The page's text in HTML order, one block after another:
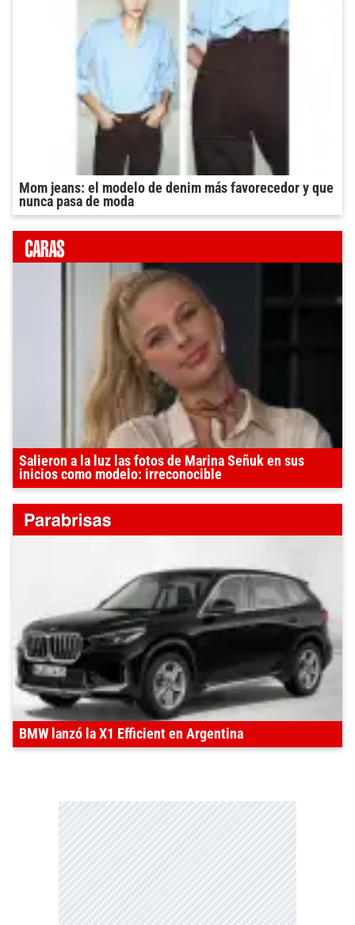
Mom jeans: el modelo de denim más favorecedor y que
nunca pasa de moda
Salieron a la luz las fotos de Marina Señuk en sus
inicios como modelo: irreconocible
BMW lanzó la X1 Efficient en Argentina